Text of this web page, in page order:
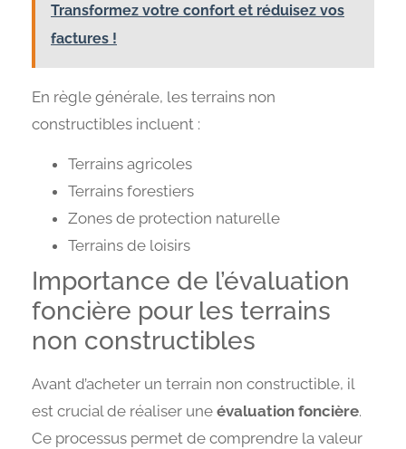
Transformez votre confort et réduisez vos
factures !
En règle générale, les terrains non
constructibles incluent :
Terrains agricoles
Terrains forestiers
Zones de protection naturelle
Terrains de loisirs
Importance de l’évaluation
foncière pour les terrains
non constructibles
Avant d’acheter un terrain non constructible, il
est crucial de réaliser une évaluation foncière.
Ce processus permet de comprendre la valeur